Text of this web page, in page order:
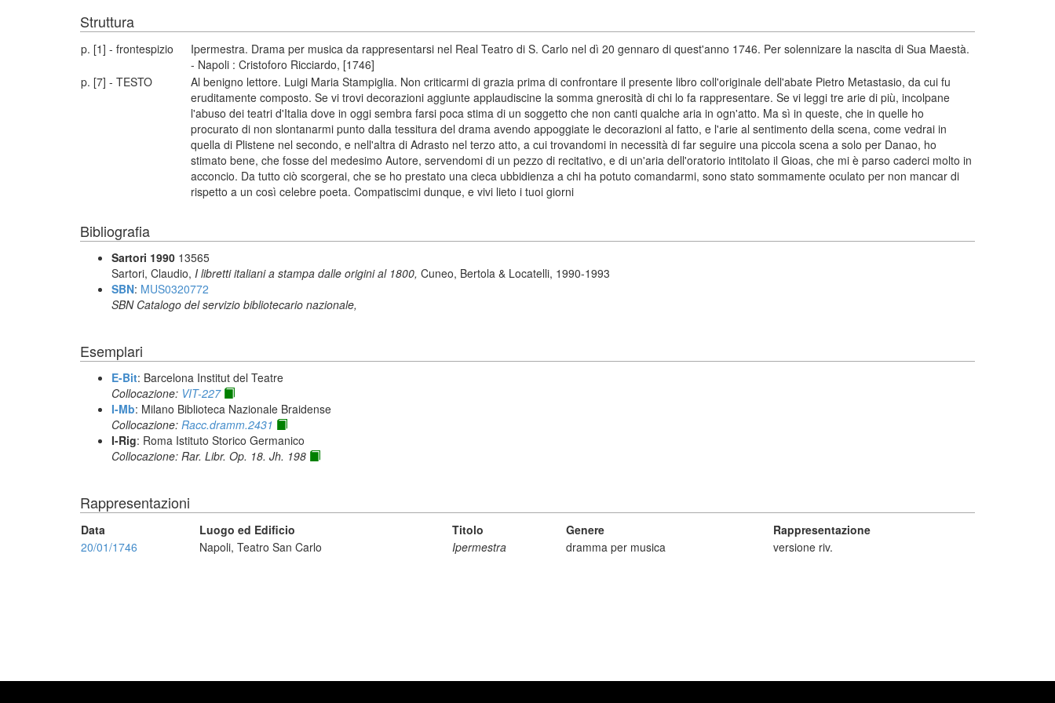
Struttura
p. [1] - frontespizio
Ipermestra. Drama per musica da rappresentarsi nel Real Teatro di S. Carlo nel dì 20 gennaro di quest'anno 1746. Per solennizare la nascita di Sua Maestà.
- Napoli : Cristoforo Ricciardo, [1746]
p. [7] - TESTO
Al benigno lettore. Luigi Maria Stampiglia. Non criticarmi di grazia prima di confrontare il presente libro coll'originale dell'abate Pietro Metastasio, da cui fu
eruditamente composto. Se vi trovi decorazioni aggiunte applaudiscine la somma gnerosità di chi lo fa rappresentare. Se vi leggi tre arie di più, incolpane
l'abuso dei teatri d'Italia dove in oggi sembra farsi poca stima di un soggetto che non canti qualche aria in ogn'atto. Ma sì in queste, che in quelle ho
procurato di non slontanarmi punto dalla tessitura del drama avendo appoggiate le decorazioni al fatto, e l'arie al sentimento della scena, come vedrai in
quella di Plistene nel secondo, e nell'altra di Adrasto nel terzo atto, a cui trovandomi in necessità di far seguire una piccola scena a solo per Danao, ho
stimato bene, che fosse del medesimo Autore, servendomi di un pezzo di recitativo, e di un'aria dell'oratorio intitolato il Gioas, che mi è parso caderci molto in
acconcio. Da tutto ciò scorgerai, che se ho prestato una cieca ubbidienza a chi ha potuto comandarmi, sono stato sommamente oculato per non mancar di
rispetto a un così celebre poeta. Compatiscimi dunque, e vivi lieto i tuoi giorni
Bibliografia
Sartori 1990 13565
Sartori, Claudio, I libretti italiani a stampa dalle origini al 1800, Cuneo, Bertola & Locatelli, 1990-1993
SBN: MUS0320772
SBN Catalogo del servizio bibliotecario nazionale,
Esemplari
E-Bit: Barcelona Institut del Teatre
Collocazione: VIT-227
I-Mb: Milano Biblioteca Nazionale Braidense
Collocazione: Racc.dramm.2431
I-Rig: Roma Istituto Storico Germanico
Collocazione: Rar. Libr. Op. 18. Jh. 198
Rappresentazioni
Data Luogo ed Edificio Titolo Genere
Rappresentazione
20/01/1746
Napoli, Teatro San Carlo Ipermestra dramma per musica versione riv.